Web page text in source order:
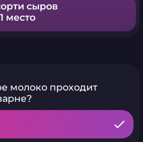
сыров
место
молоко проходит